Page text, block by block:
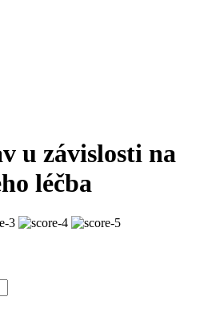
u závislosti na
léčba